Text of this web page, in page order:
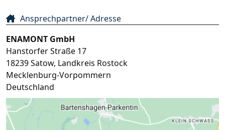
Ansprechpartner/ Adresse
ENAMONT GmbH
Hanstorfer Straße 17
18239Satow, Landkreis Rostock
Mecklenburg-Vorpommern
Deutschland